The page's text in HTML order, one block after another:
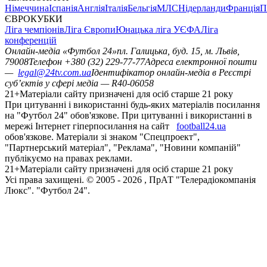
НімеччинаІспаніяАнгліяІталіяБельгіяМЛСНідерландиФранція
ЄВРОКУБКИ
Ліга чемпіонівЛіга ЄвропиЮнацька ліга УЄФАЛіга
конференцій
Онлайн-медіа «Футбол 24»пл. Галицька, буд. 15, м. Львів,
79008Телефон +380 (32) 229-77-77Адреса електронної пошти
— legal@24tv.com.uaІдентифікатор онлайн-медіа в Реєстрі
суб’єктів у сфері медіа — R40-06058
21+Матеріали сайту призначені для осіб старше 21 року
При цитуванні і використанні будь-яких матеріалів посилання
на "Футбол 24" обов'язкове. При цитуванні і використанні в
мережі Інтернет гіперпосилання на сайт
football24.ua
обов'язкове. Матеріали зі знаком "Спецпроект",
"Партнерський матеріал", "Реклама", "Новини компаній"
публікуємо на правах реклами.
21+Матеріали сайту призначені для осіб старше 21 року
Усi права захищенi. © 2005 - 2026 , ПрАТ "Телерадіокомпанія
Люкс". "Футбол 24".